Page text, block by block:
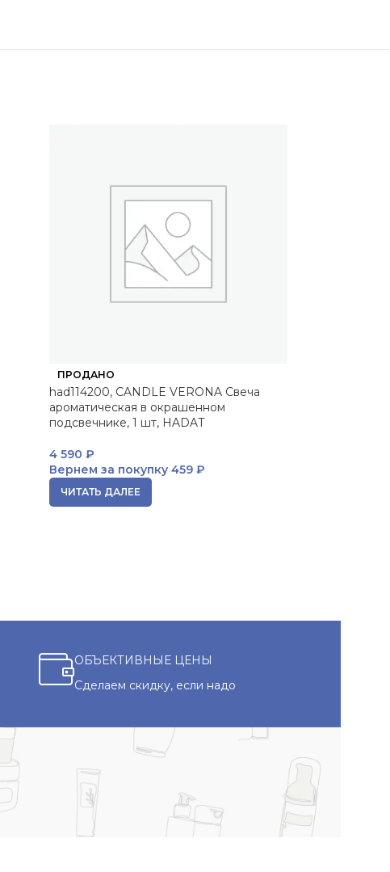
ПРОДАНО
had114200, CANDLE VERONA Свеча
ароматическая в окрашенном
подсвечнике, 1 шт, HADAT
4 590 ₽
Вернем за покупку459 ₽
ЧИТАТЬ ДАЛЕЕ
ОБЪЕКТИВНЫЕ ЦЕНЫ
Сделаем скидку, если надо